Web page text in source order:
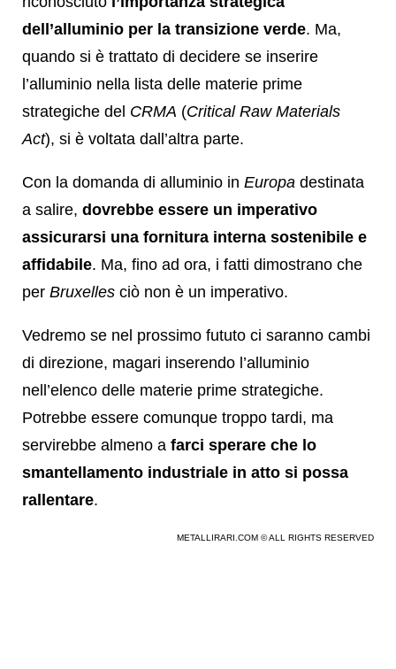
dell’alluminio per la transizione verde. Ma,
quando si è trattato di decidere se inserire
l’alluminio nella lista delle materie prime
strategiche del CRMA (Critical Raw Materials
Act), si è voltata dall’altra parte.
Con la domanda di alluminio in Europa destinata
a salire, dovrebbe essere un imperativo
assicurarsi una fornitura interna sostenibile e
affidabile. Ma, fino ad ora, i fatti dimostrano che
per Bruxelles ciò non è un imperativo.
Vedremo se nel prossimo fututo ci saranno cambi
di direzione, magari inserendo l’alluminio
nell’elenco delle materie prime strategiche.
Potrebbe essere comunque troppo tardi, ma
servirebbe almeno a farci sperare che lo
smantellamento industriale in atto si possa
rallentare.
METALLIRARI.COM © ALL RIGHTS RESERVED